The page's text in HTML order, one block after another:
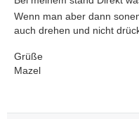
Wenn man aber dann
auch drehen und nicht
Grüße
Mazel